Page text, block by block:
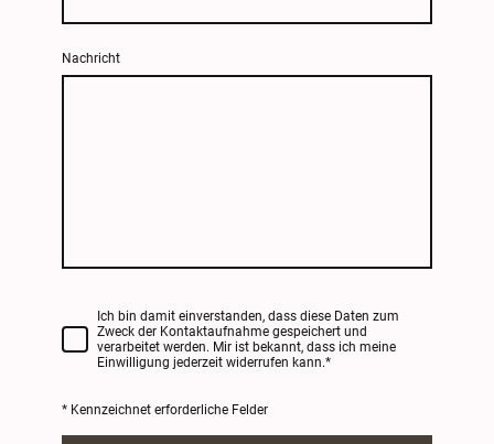
Nachricht
Ich bin damit einverstanden, dass diese Daten zum
Zweck der Kontaktaufnahme gespeichert und
verarbeitet werden. Mir ist bekannt, dass ich meine
Einwilligung jederzeit widerrufen kann.*
* Kennzeichnet erforderliche Felder